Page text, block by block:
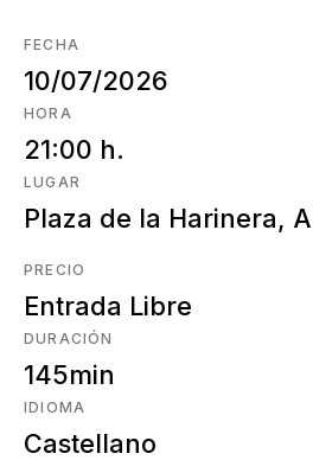
FECHA
10/07/2026
HORA
21:00 h.
LUGAR
Plaza de la Harinera,
PRECIO
Entrada Libre
DURACIÓN
145min
IDIOMA
Castellano